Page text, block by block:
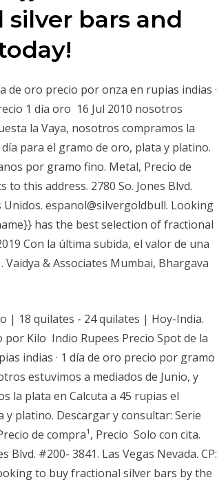
bars and
de oro precio por onza en rupias indias ·
1 día oro 16 Jul 2010 nosotros
la Vaya, nosotros compramos la
para el gramo de oro, plata y platino.
por gramo fino. Metal, Precio de
this address. 2780 So. Jones Blvd.
Unidos. espanol@silvergoldbull. Looking
has the best selection of fractional
Con la última subida, el valor de una
& Associates Mumbai, Bhargava
| 18 quilates - 24 quilates | Hoy-India.
por Kilo Indio Rupees Precio Spot de la
indias · 1 día de oro precio por gramo
estuvimos a mediados de Junio, y
la plata en Calcuta a 45 rupias el
platino. Descargar y consultar: Serie
de compra¹, Precio Solo con cita.
Blvd. #200- 3841. Las Vegas Nevada. CP:
to buy fractional silver bars by the